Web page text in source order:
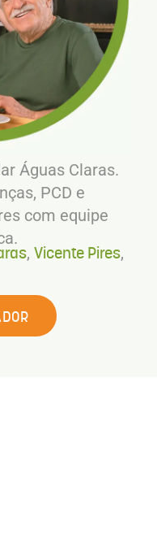
Águas Claras.
PCD e
com equipe
, Vicente Pires,